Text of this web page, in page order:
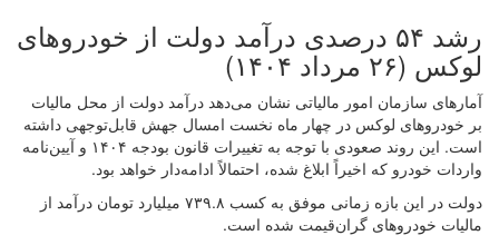
رشد ۵۴ درصدی درآمد دولت از خودروهای
لوکس (۲۶ مرداد ۱۴۰۴)
آمارهای سازمان امور مالیاتی نشان می‌دهد درآمد دولت از محل مالیات
بر خودروهای لوکس در چهار ماه نخست امسال جهش قابل‌توجهی داشته
است. این روند صعودی با توجه به تغییرات قانون بودجه ۱۴۰۴ و آیین‌نامه
واردات خودرو که اخیراً ابلاغ شده، احتمالاً ادامه‌دار خواهد بود.
دولت در این بازه زمانی موفق به کسب ۷۳۹.۸ میلیارد تومان درآمد از
مالیات خودروهای گران‌قیمت شده است.